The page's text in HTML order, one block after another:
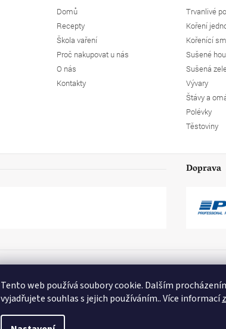
Tento web používá soubory cookie. Dalším
vyjadřujete souhlas s jejich používáním.. Více informací
Domů
Recepty
Škola vaření
Proč nakupovat u nás
O nás
Kontakty
Trvanlivé
Koření
Kořenící
Sušené
Sušená
Vývary
Štávy a
Polévky
Těstoviny
Doprava